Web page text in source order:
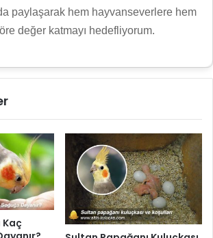
paylaşarak hem hayvanseverlere hem
değer katmayı hedefliyorum.
Kaç